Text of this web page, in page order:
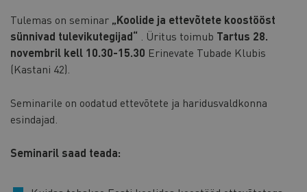
Tulemas on seminar „Koolide ja ettevõtete koostööst
sünnivad tulevikutegijad“ . Üritus toimub Tartus 28.
novembril kell 10.30-15.30 Erinevate Tubade Klubis
(Kastani 42).
Seminarile on oodatud ettevõtete ja haridusvaldkonna
esindajad.
Seminaril saad teada: